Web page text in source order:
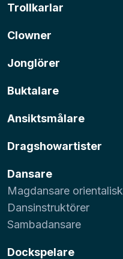
Trollkarlar
Clowner
Jonglörer
Buktalare
Ansiktsmålare
Dragshowartister
Dansare
Magdansare orientalisk
Dansinstruktörer
Sambadansare
Dockspelare